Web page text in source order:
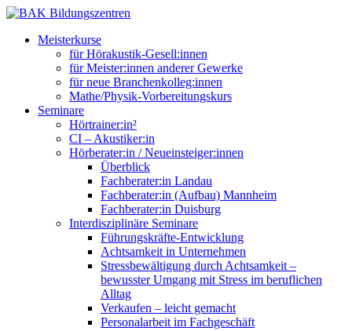
Meisterkurse
für Hörakustik-Gesell:innen
für Meister:innen anderer Gewerke
für neue Branchenkolleg:innen
Mathe/Physik-Vorbereitungskurs
Seminare
Hörtrainer:in²
CI – Akustiker:in
Hörberater:in / Neueinsteiger:innen
Überblick
Fachberater:in Landau
Fachberater:in (Aufbau) Mannheim
Fachberater:in Duisburg
Interdisziplinäre Seminare
Führungskräfte-Entwicklung
Achtsamkeit in Unternehmen
Stressbewältigung durch Achtsamkeit –
bewusster Umgang mit Stress im beruflichen
Alltag
Verkaufen – leicht gemacht
Personalarbeit im Fachgeschäft